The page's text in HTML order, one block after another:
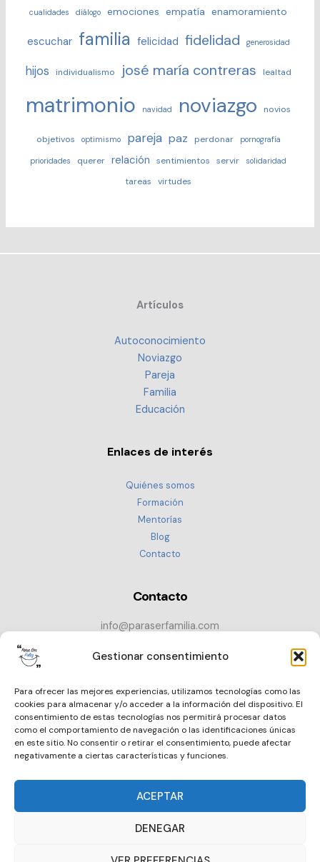
Gestionar consentimiento
Para ofrecer las mejores experiencias, utilizamos tecnologías como las
cookies para almacenar y/o acceder a la información del dispositivo. El
consentimiento de estas tecnologías nos permitirá procesar datos
como el comportamiento de navegación o las identificaciones únicas
en este sitio. No consentir o retirar el consentimiento, puede afectar
negativamente a ciertas características y funciones.
ACEPTAR
DENEGAR
cualidades diálogo emociones empatía enamoramiento
escuchar familia felicidad fidelidad generosidad
hijos individualismo josé maría contreras lealtad
matrimonio navidad noviazgo novios
objetivos optimismo pareja paz perdonar pornografía
prioridades querer relación sentimientos servir solidaridad
tareas virtudes
Artículos
Autoconocimiento
Noviazgo
Pareja
Familia
Educación
Enlaces de interés
Quiénes somos
Formación
Mentorías
Blog
Contacto
Contacto
info@paraserfamilia.com
CONTACTAR